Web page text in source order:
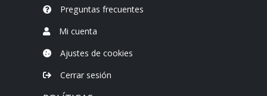
Preguntas frecuentes
Mi cuenta
Ajustes de cookies
Cerrar sesión